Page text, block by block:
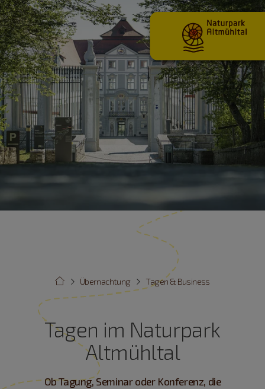
Tagen & Business
Übernachtung
Tagen im Naturpark
Altmühltal
Ob Tagung, Seminar oder Konferenz, die